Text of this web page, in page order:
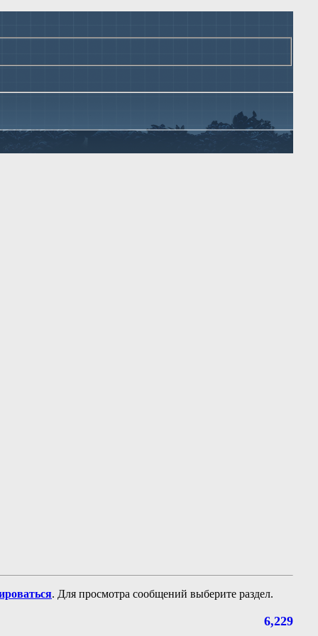
. Для просмотра сообщений выберите раздел.
6,229